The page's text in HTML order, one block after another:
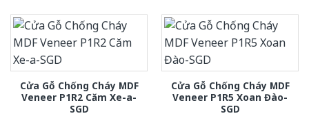
Cửa Gỗ Chống Cháy MDF
Veneer P1R2 Căm Xe-a-
SGD
Cửa Gỗ Chống Cháy MDF
Veneer P1R5 Xoan Đào-
SGD